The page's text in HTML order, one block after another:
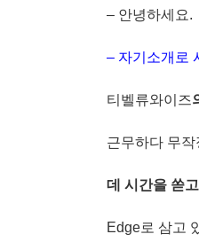
– 안녕하세요.
– 자기소개로
티벨류와이즈
근무하다 무
데 시간을 쏟
Edge로 삼고